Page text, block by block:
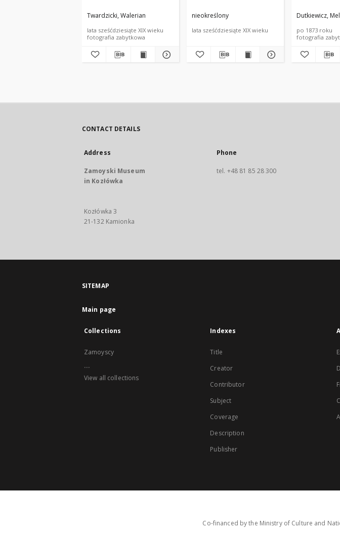
Twardzicki, Walerian
lata sześćdziesiąte XIX wieku
fotografia zabytkowa
nieokreślony
lata sześćdziesiąte XIX wieku
Dutkiewicz,
po 1873 roku
fotografia
CONTACT DETAILS
Address
Zamoyski Museum
in Kozłówka
Kozłówka 3
21-132 Kamionka
Phone
tel. +48 81 85 28 300
SITEMAP
Main page
Collections
Zamoyscy
...
View all collections
Indexes
Title
Creator
Contributor
Subject
Coverage
Description
Publisher
Co-financed by the Ministry of Culture and